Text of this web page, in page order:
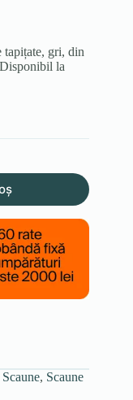
gri, din
la
Scaune, Scaune